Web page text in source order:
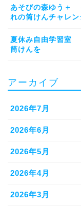
あそびの森ゆう＋
れの筒けんチャレン
夏休み自由学習室
筒けんを
アーカイブ
2026年7月
2026年6月
2026年5月
2026年4月
2026年3月